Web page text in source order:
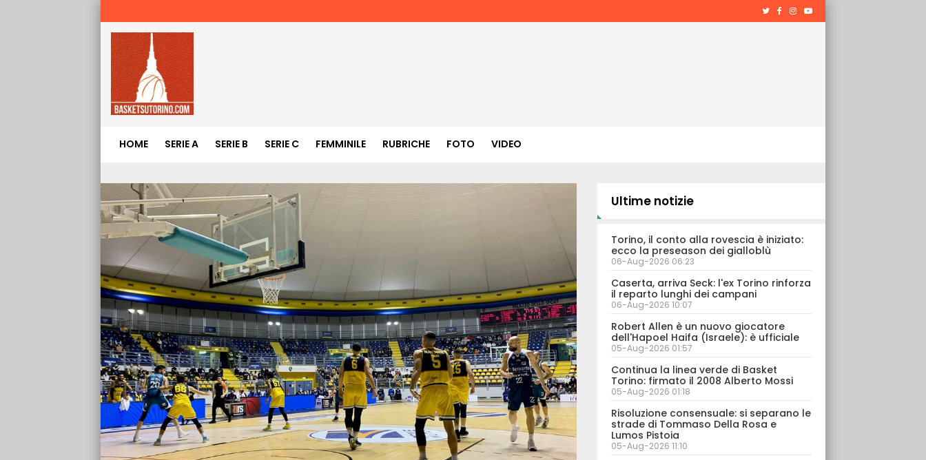
HOME SERIE A SERIE B SERIE C FEMMINILE RUBRICHE FOTO VIDEO
Ultime notizie
Torino, il conto alla rovescia è iniziato:
ecco la preseason dei gialloblù
06-Aug-2026 06:23
Caserta, arriva Seck: l'ex Torino rinforza
il reparto lunghi dei campani
06-Aug-2026 10:07
Robert Allen è un nuovo giocatore
dell'Hapoel Haifa (Israele): è ufficiale
05-Aug-2026 01:57
Continua la linea verde di Basket
Torino: firmato il 2008 Alberto Mossi
05-Aug-2026 01:18
Risoluzione consensuale: si separano le
strade di Tommaso Della Rosa e
Lumos Pistoia
05-Aug-2026 11:10